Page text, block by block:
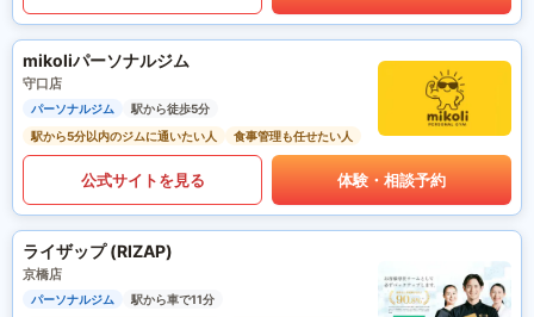
mikoliパーソナルジム
守口店
パーソナルジム
駅から徒歩5分
駅から5分以内のジムに通いたい人
食事管理も任せたい人
公式サイトを見る 体験・相談予約
ライザップ (RIZAP)
京橋店
パーソナルジム
駅から車で11分